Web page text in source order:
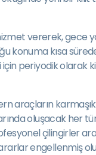
vererek, gece
konuma kısa
periyodik olarak
araçların
oluşacak her
çilingirler
engellenmiş